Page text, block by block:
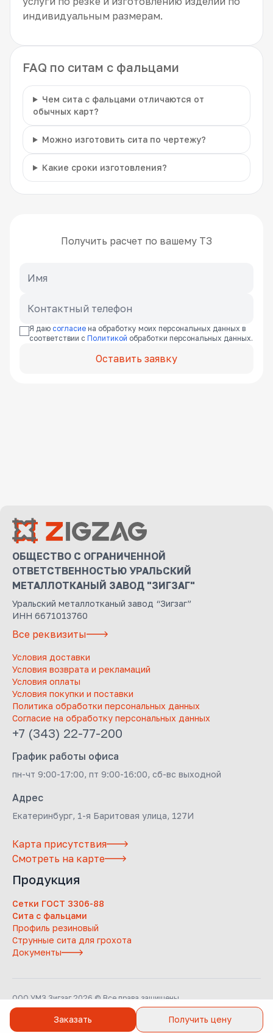
индивидуальным размерам.
FAQ по ситам с фальцами
Чем сита с фальцами отличаются от
обычных карт?
Можно изготовить сита по чертежу?
Какие сроки изготовления?
Получить расчет по вашему ТЗ
Я даю согласие на обработку моих персональных данных в
соответствии с Политикой обработки персональных данных.
Оставить заявку
Заказать Получить цену
ОБЩЕСТВО С ОГРАНИЧЕННОЙ
ОТВЕТСТВЕННОСТЬЮ УРАЛЬСКИЙ
МЕТАЛЛОТКАНЫЙ ЗАВОД "ЗИГЗАГ"
Уральский металлотканый завод “Зигзаг”
ИНН 6671013760
Все реквизиты
Условия доставки
Условия возврата и рекламаций
Условия оплаты
Условия покупки и поставки
Политика обработки персональных данных
Согласие на обработку персональных данных
+7 (343) 22-77-200
График работы офиса
пн-чт 9:00-17:00, пт 9:00-16:00, сб-вс выходной
Адрес
Екатеринбург, 1-я Баритовая улица, 127И
Карта присутствия
Смотреть на карте
Продукция
Сетки ГОСТ 3306-88
Сита с фальцами
Профиль резиновый
Струнные сита для грохота
Документы
ООО УМЗ Зигзаг 2026 © Все права защищены